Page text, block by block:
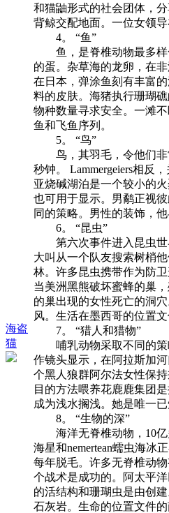
海盗
猫
和猫鼬形式的社会团体，
背鲸交配地面。一位女领
4。 “鱼”
鱼，是脊椎动物最多样
的蛋。杂草海的龙卵，在
在日本，弹涂鱼刻有丰富
料的皮肤。海猪执行珊瑚
物种数量寻求安全。一滩
鱼和飞鱼序列。
5。 “鸟”
鸟，其羽毛，令他们非常
秒钟。 Lammergeiers相反
亚烧碱湖泊是一个较小的
也可用于显示。男鹬正视
同的策略。男性的装饰，
6。 “昆虫”
第六次事件进入昆虫世界
大叫从一个队友搜索树梢
林。许多昆虫携带作为防
当美洲黑熊破坏蜜蜂的巢
的巢出现的女性死亡的洞
风。生活在墨西哥的位置
7。 “猎人和猎物”
哺乳动物采取不同的策
作镜头显示，在阿拉斯加
个黑人狼群阿尔法女性保
目的方法喂养花鹿鹿集团
成为浅水搁浅。她是唯一
8。 “生物的深”
海洋无脊椎动物，10亿
海星和nemertean蠕虫海冰
每年脱毛。许多无脊椎动
个战术是成功的。阿太平
的活结构和珊瑚虫是由创
石灰岩。生命的位置文件